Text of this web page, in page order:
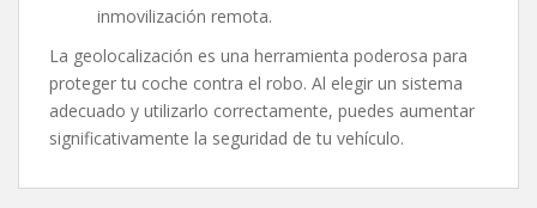
inmovilización remota.
La geolocalización es una herramienta poderosa para
proteger tu coche contra el robo. Al elegir un sistema
adecuado y utilizarlo correctamente, puedes aumentar
significativamente la seguridad de tu vehículo.